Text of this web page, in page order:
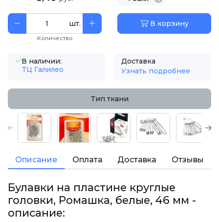
шт.
Количество
В корзину
В наличии:
ТЦ Галилео
Доставка
Узнать подробнее
Тип ткани
Описание Оплата Доставка Отзывы
Булавки на пластине круглые
головки, Ромашка, белые, 46 мм -
описание: